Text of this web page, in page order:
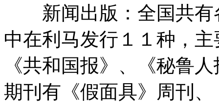
新闻出版：全国共有
中在利马发行１１种，
《共和国报》、《秘鲁
期刊有《假面具》周刊